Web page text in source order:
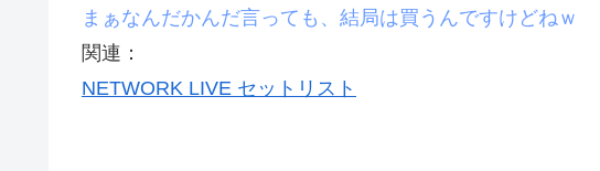
まぁなんだかんだ言っても、結局は買うんですけどねｗ
関連：
NETWORK LIVE セットリスト